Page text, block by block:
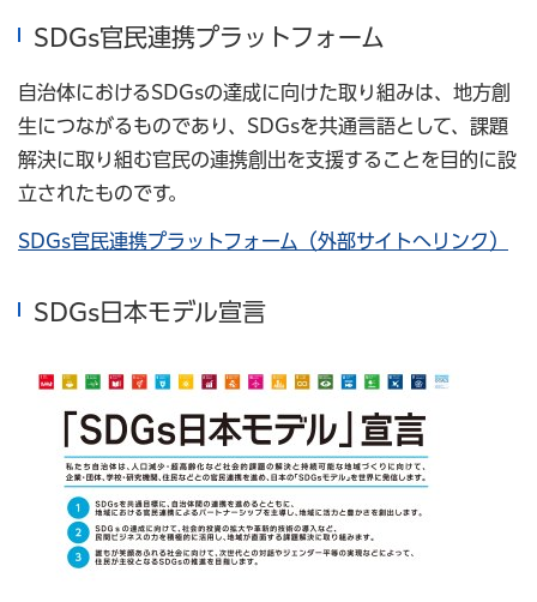
SDGs官民連携プラットフォーム
自治体におけるSDGsの達成に向けた取り組みは、地方創
生につながるものであり、SDGsを共通言語として、課題
解決に取り組む官民の連携創出を支援することを目的に設
立されたものです。
SDGs官民連携プラットフォーム（外部サイトへリンク）
SDGs日本モデル宣言